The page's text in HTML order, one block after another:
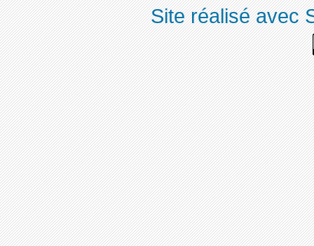
Site réalisé avec